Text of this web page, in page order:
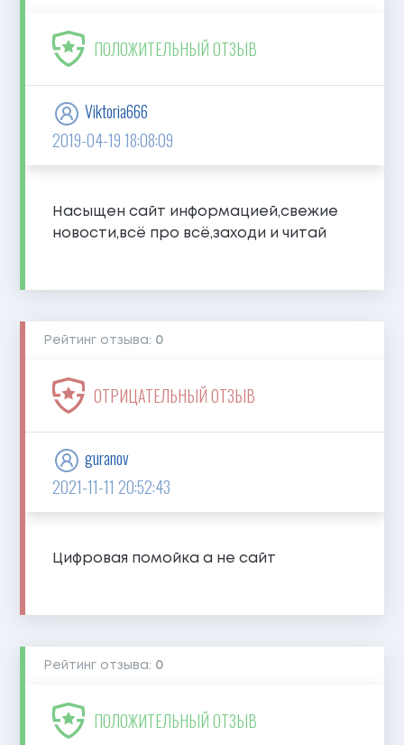
ПОЛОЖИТЕЛЬНЫЙ ОТЗЫВ
2019-04-19 18:08:09
Viktoria666
Насыщен сайт информацией,свежие
новости,всё про всё,заходи и читай
Рейтинг отзыва: 0
ОТРИЦАТЕЛЬНЫЙ ОТЗЫВ
2021-11-11 20:52:43
guranov
Цифровая помойка а не сайт
Рейтинг отзыва: 0
ПОЛОЖИТЕЛЬНЫЙ ОТЗЫВ